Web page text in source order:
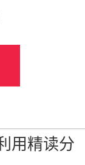
用精读分